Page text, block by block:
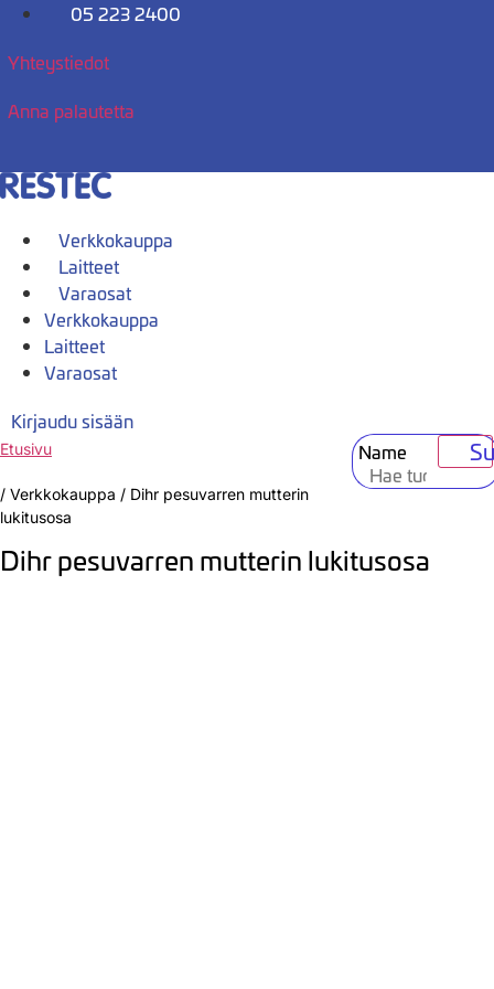
Mene
05 223 2400
Yhteystiedot
Anna palautetta
Verkkokauppa
Laitteet
Varaosat
Verkkokauppa
Laitteet
Varaosat
Kirjaudu sisään
Name
Etusivu
/ Verkkokauppa / Dihr pesuvarren mutterin
lukitusosa
Dihr pesuvarren mutterin lukitusosa